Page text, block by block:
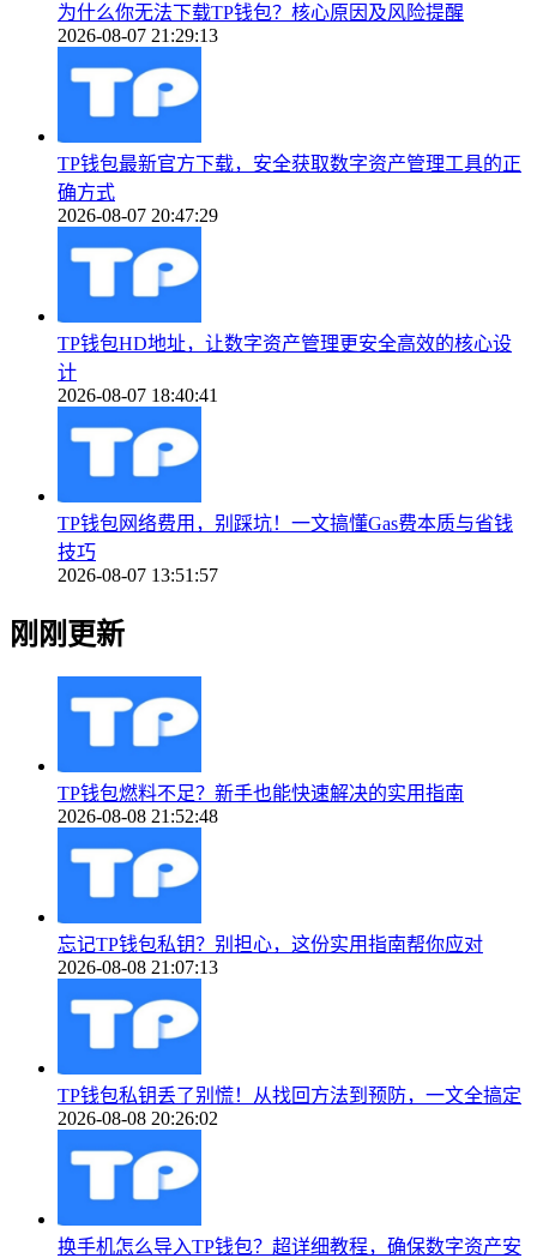
为什么你无法下载TP钱包？核心原因及风险提醒
2026-08-07 21:29:13
TP钱包最新官方下载，安全获取数字资产管理工具的正
确方式
2026-08-07 20:47:29
TP钱包HD地址，让数字资产管理更安全高效的核心设
计
2026-08-07 18:40:41
TP钱包网络费用，别踩坑！一文搞懂Gas费本质与省钱
技巧
2026-08-07 13:51:57
刚刚更新
TP钱包燃料不足？新手也能快速解决的实用指南
2026-08-08 21:52:48
忘记TP钱包私钥？别担心，这份实用指南帮你应对
2026-08-08 21:07:13
TP钱包私钥丢了别慌！从找回方法到预防，一文全搞定
2026-08-08 20:26:02
换手机怎么导入TP钱包？超详细教程，确保数字资产安